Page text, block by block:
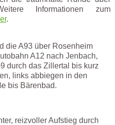
Informationen zum
.
die A93 über Rosenheim
A12 nach Jenbach,
durch das Zillertal bis kurz
links abbiegen in den
bis Bärenbad.
reizvoller Aufstieg durch